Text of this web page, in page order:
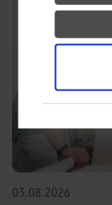
03.08.2026